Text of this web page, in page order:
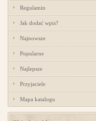
Regulamin
Jak dodać wpis?
Najnowsze
Popularne
Najlepsze
Przyjaciele
Mapa katalogu